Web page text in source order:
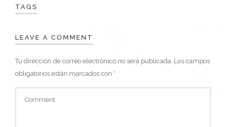
TAGS
LEAVE A COMMENT
Tu dirección de correo electrónico no será publicada. Los campos
obligatorios están marcados con *